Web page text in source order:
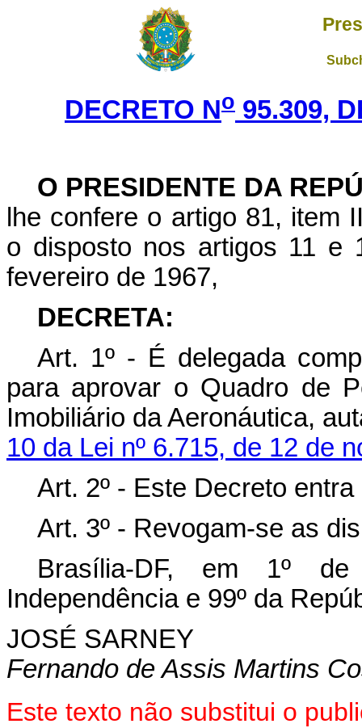
DECRETO No 95.309,
O PRESIDENTE DA
lhe confere o artigo 81, item
o disposto nos artigos 11 e
fevereiro de 1967,
DECRETA:
Art. 1º - É delegada
para aprovar o Quadro de
Imobiliário da Aeronáutica,
10 da Lei nº 6.715, de 12 de
Art. 2º - Este Decreto
Art. 3º - Revogam-se as
Brasília-DF, em 1º
Independência e 99º da
JOSÉ SARNEY
Fernando de Assis Martins
Este texto não substitui o